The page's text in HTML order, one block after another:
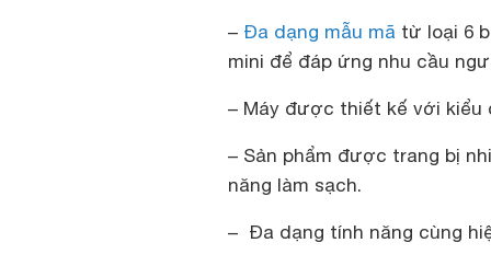
– Đa dạng mẫu mã từ loại 6
mini để đáp ứng nhu cầu
– Máy được thiết kế với kiểu
– Sản phẩm được trang bị
năng làm sạch.
– Đa dạng tính năng cùng